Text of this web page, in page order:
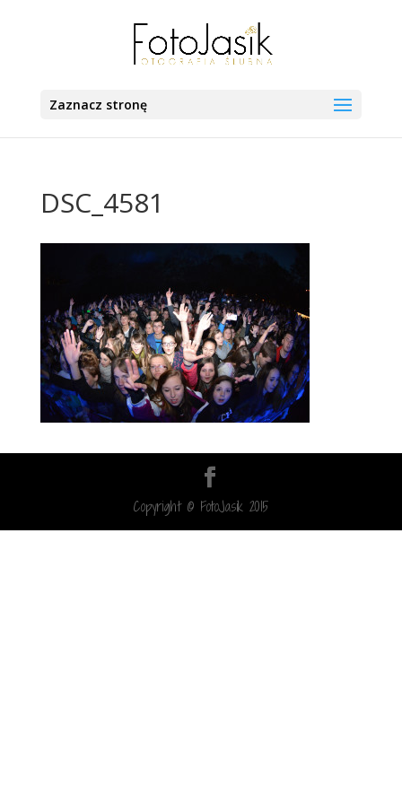
Zaznacz stronę
DSC_4581
Copyright © FotoJasik 2015